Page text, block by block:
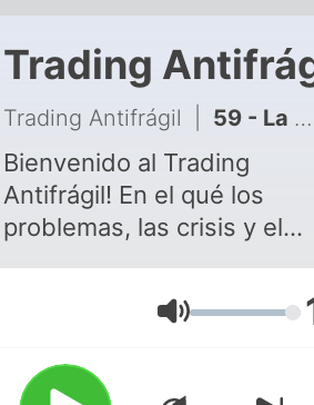
Trading
Trading Antifrágil 59 - La Mentira Sobre la IA que Casi Todo Trader se Cree | Miquel Noguer Alonso
Bienvenido al Trading
Antifrágil! En el qué los
problemas, las crisis y el
trader. En este podcast
a encontrar el típico
hablemos del mejor
Гучність